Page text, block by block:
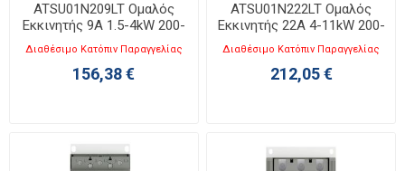
ATSU01N209LT Ομαλός
Εκκινητής 9A 1.5-4kW 200-
480V
Διαθέσιμο Κατόπιν Παραγγελίας
156,38 €
ATSU01N222LT Ομαλός
Εκκινητής 22A 4-11kW 200-
480V
Διαθέσιμο Κατόπιν Παραγγελίας
212,05 €